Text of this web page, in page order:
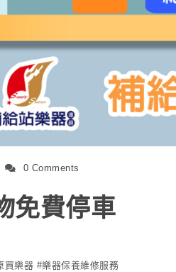
0 Comments
免費停車
買樂器 #樂器保養維修服務